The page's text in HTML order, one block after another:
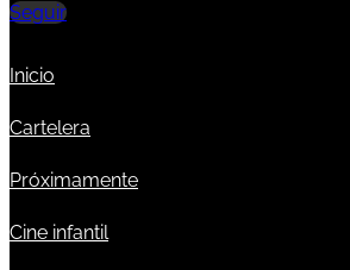
Seguir
Inicio
Cartelera
Próximamente
Cine infantil